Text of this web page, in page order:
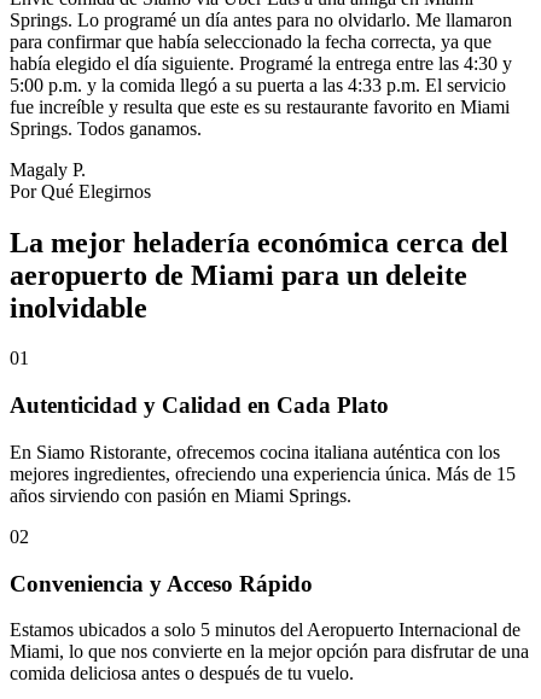
Springs. Lo programé un día antes para no olvidarlo. Me llamaron
para confirmar que había seleccionado la fecha correcta, ya que
había elegido el día siguiente. Programé la entrega entre las 4:30 y
5:00 p.m. y la comida llegó a su puerta a las 4:33 p.m. El servicio
fue increíble y resulta que este es su restaurante favorito en Miami
Springs. Todos ganamos.
Magaly P.
Por Qué Elegirnos
La mejor heladería económica cerca del
aeropuerto de Miami para un deleite
inolvidable
01
Autenticidad y Calidad en Cada Plato
En Siamo Ristorante, ofrecemos cocina italiana auténtica con los
mejores ingredientes, ofreciendo una experiencia única. Más de 15
años sirviendo con pasión en Miami Springs.
02
Conveniencia y Acceso Rápido
Estamos ubicados a solo 5 minutos del Aeropuerto Internacional de
Miami, lo que nos convierte en la mejor opción para disfrutar de una
comida deliciosa antes o después de tu vuelo.